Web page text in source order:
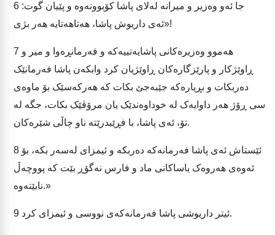
6
«ئەی داریوش پاشا، هەتاهەتایە هەر بژی!
7
ڕاوێژکار و پارێزگارەکان ڕاوێژیان کرد وابکەن پاشا فەرمانێک
دەربکات و بڕیارەکە جێبەجێ بکات کە هەرکەسێک بۆ ماوەی
سی ڕۆژ هەر داوایەک لە خوداوەندێک یان مرۆڤێک بکات، جگە لە
تۆ، ئەی پاشا، با فڕێبدرێتە ناو چاڵی شێرەکان.
8
ئەوەی هەروەک یاساکانی ماد و فارس نەگۆڕ بێت کە پووچەڵ
نابێتەوە.»
9 ئیتر داریوشی پاشا فەرمانەکەی نووسی و ئیمزای کرد.